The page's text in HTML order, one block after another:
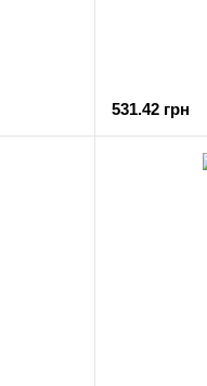
531.42 грн